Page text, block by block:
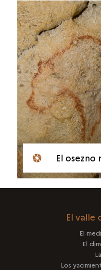
El osezno
El valle
El
El
Los